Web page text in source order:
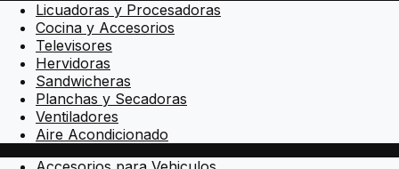
Licuadoras y Procesadoras
Cocina y Accesorios
Televisores
Hervidoras
Sandwicheras
Planchas y Secadoras
Ventiladores
Aire Acondicionado